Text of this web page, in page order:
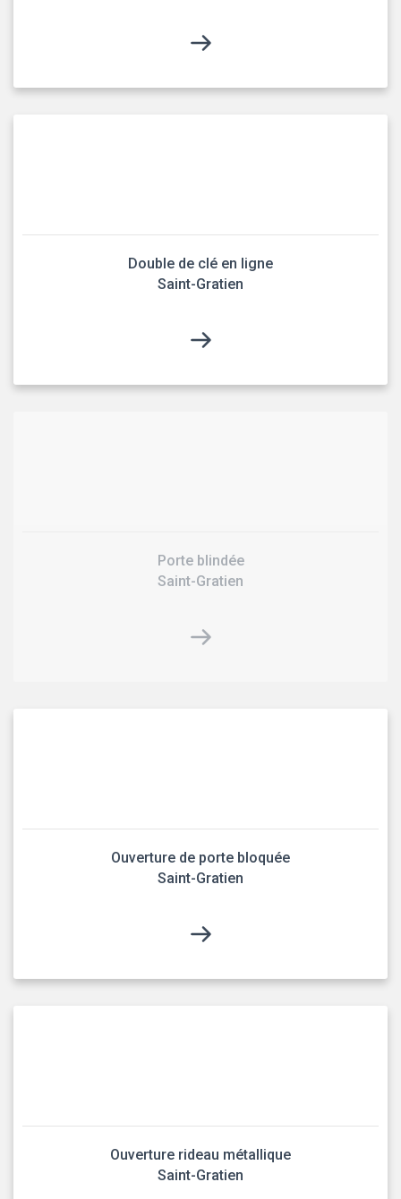
Double de clé en ligne
Saint-Gratien
Porte blindée
Saint-Gratien
Ouverture de porte bloquée
Saint-Gratien
Ouverture rideau métallique
Saint-Gratien